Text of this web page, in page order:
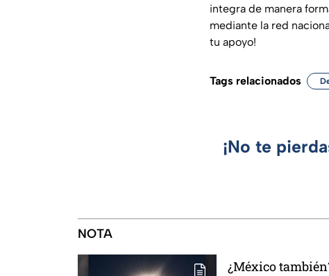
integra de manera
mediante la red
tu apoyo!
Tags relacionados
¡No te
NOTA
¿México